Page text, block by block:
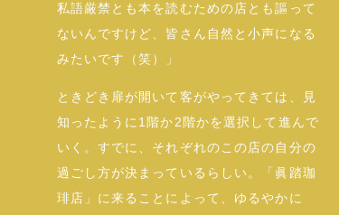
私語厳禁とも本を読むための店とも謳って
ないんですけど、皆さん自然と小声になる
みたいです（笑）」
ときどき扉が開いて客がやってきては、見
知ったように1階か2階かを選択して進んで
いく。すでに、それぞれのこの店の自分の
過ごし方が決まっているらしい。「眞踏珈
琲店」に来ることによって、ゆるやかに